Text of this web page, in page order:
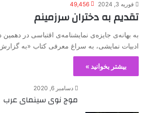
فوریه 3, 2024 49,456
تقدیم به دختران سرزمینم
به بهانه‌ی جایزه‌ی نمایشنامه‌ی اقتباسی در دهمین
ادبیات نمایشی، به سراغ معرفی کتاب «به
بیشتر بخوانید »
دسامبر 6, 2020
موج نوی سینمای عرب